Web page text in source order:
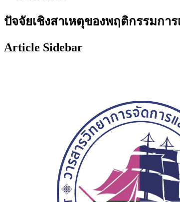
ปัจจัยเชิงสาเหตุของพฤติกรรมกา
Article Sidebar